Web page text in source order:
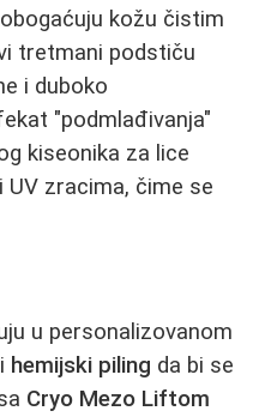
kožu čistim
tretmani podstiču
i duboko
"podmlađivanja"
kiseonika za lice
zracima, čime se
u personalizovanom
hemijski piling da bi se
Cryo Mezo Liftom